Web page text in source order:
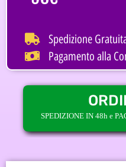
Spedizione
Pagamento alla
SPEDIZIONE IN 48h e